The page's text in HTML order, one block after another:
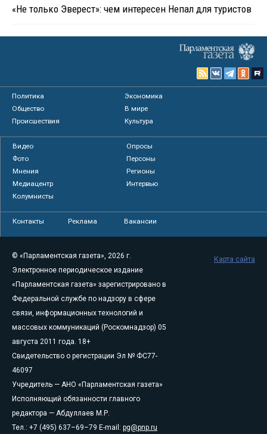
«Не только Эверест»: чем интересен Непал для туристов
Политика
Экономика
Общество
В мире
Происшествия
Культура
Видео
Опросы
Фото
Персоны
Мнения
Регионы
Медиацентр
Интервью
Колумнисты
Контакты Реклама Вакансии
© «Парламентская газета», 2026 г.
Электронное периодическое издание
«Парламентская газета» зарегистрировано в
Федеральной службе по надзору в сфере
связи, информационных технологий и
массовых коммуникаций (Роскомнадзор) 05
августа 2011 года. 18+
Свидетельство о регистрации Эл № ФС77-
46097
Учредитель — АНО «Парламентская газета»
Исполняющий обязанности главного
редактора — Абдуллаев М.Р.
Тел.: +7 (495) 637–69–79 E-mail: pg@pnp.ru
Карта сайта